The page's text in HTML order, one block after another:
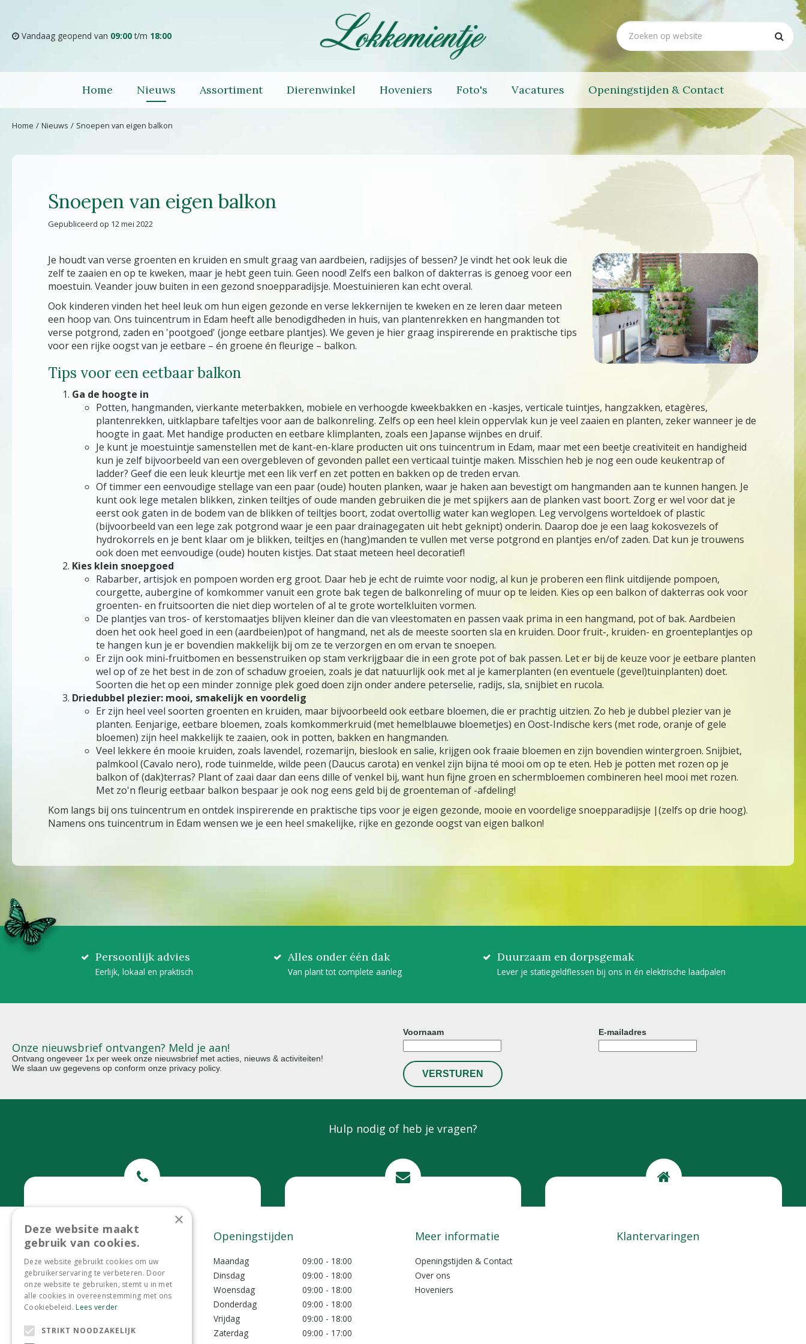
content
Home Nieuws Snoepen van eigen balkon
Vandaag geopend van 09:00t/m 18:00
Home Nieuws Assortiment Dierenwinkel Hoveniers Foto's Vacatures Openingstijden & Contact
Snoepen van eigen balkon
Gepubliceerd op 12 mei 2022
Je houdt van verse groenten en kruiden en smult graag van aardbeien, radijsjes of bessen? Je vindt het ook leuk die
zelf te zaaien en op te kweken, maar je hebt geen tuin. Geen nood! Zelfs een balkon of dakterras is genoeg voor een
moestuin. Veander jouw buiten in een gezond snoepparadijsje. Moestuinieren kan echt overal.
Ook kinderen vinden het heel leuk om hun eigen gezonde en verse lekkernijen te kweken en ze leren daar meteen
een hoop van. Ons tuincentrum in Edam heeft alle benodigdheden in huis, van plantenrekken en hangmanden tot
verse potgrond, zaden en 'pootgoed' (jonge eetbare plantjes). We geven je hier graag inspirerende en praktische tips
voor een rijke oogst van je eetbare – én groene én fleurige – balkon.
Tips voor een eetbaar balkon
Ga de hoogte in
Potten, hangmanden, vierkante meterbakken, mobiele en verhoogde kweekbakken en -kasjes, verticale tuintjes, hangzakken, etagères,
plantenrekken, uitklapbare tafeltjes voor aan de balkonreling. Zelfs op een heel klein oppervlak kun je veel zaaien en planten, zeker wanneer je de
hoogte in gaat. Met handige producten en eetbare klimplanten, zoals een Japanse wijnbes en druif.
Je kunt je moestuintje samenstellen met de kant-en-klare producten uit ons tuincentrum in Edam, maar met een beetje creativiteit en handigheid
kun je zelf bijvoorbeeld van een overgebleven of gevonden pallet een verticaal tuintje maken. Misschien heb je nog een oude keukentrap of
ladder? Geef die een leuk kleurtje met een lik verf en zet potten en bakken op de treden ervan.
Of timmer een eenvoudige stellage van een paar (oude) houten planken, waar je haken aan bevestigt om hangmanden aan te kunnen hangen. Je
kunt ook lege metalen blikken, zinken teiltjes of oude manden gebruiken die je met spijkers aan de planken vast boort. Zorg er wel voor dat je
eerst ook gaten in de bodem van de blikken of teiltjes boort, zodat overtollig water kan weglopen. Leg vervolgens worteldoek of plastic
(bijvoorbeeld van een lege zak potgrond waar je een paar drainagegaten uit hebt geknipt) onderin. Daarop doe je een laag kokosvezels of
hydrokorrels en je bent klaar om je blikken, teiltjes en (hang)manden te vullen met verse potgrond en plantjes en/of zaden. Dat kun je trouwens
ook doen met eenvoudige (oude) houten kistjes. Dat staat meteen heel decoratief!
Kies klein snoepgoed
​​​​​​​Rabarber, artisjok en pompoen worden erg groot. Daar heb je echt de ruimte voor nodig, al kun je proberen een flink uitdijende pompoen,
courgette, aubergine of komkommer vanuit een grote bak tegen de balkonreling of muur op te leiden. Kies op een balkon of dakterras ook voor
groenten- en fruitsoorten die niet diep wortelen of al te grote wortelkluiten vormen.
De plantjes van tros- of kerstomaatjes blijven kleiner dan die van vleestomaten en passen vaak prima in een hangmand, pot of bak. Aardbeien
doen het ook heel goed in een (aardbeien)pot of hangmand, net als de meeste soorten sla en kruiden. Door fruit-, kruiden- en groenteplantjes op
te hangen kun je er bovendien makkelijk bij om ze te verzorgen en om ervan te snoepen.
Er zijn ook mini-fruitbomen en bessenstruiken op stam verkrijgbaar die in een grote pot of bak passen. Let er bij de keuze voor je eetbare planten
wel op of ze het best in de zon of schaduw groeien, zoals je dat natuurlijk ook met al je kamerplanten (en eventuele (gevel)tuinplanten) doet.
Soorten die het op een minder zonnige plek goed doen zijn onder andere peterselie, radijs, sla, snijbiet en rucola.
Driedubbel plezier: mooi, smakelijk en voordelig
Er zijn heel veel soorten groenten en kruiden, maar bijvoorbeeld ook eetbare bloemen, die er prachtig uitzien. Zo heb je dubbel plezier van je
planten. Eenjarige, eetbare bloemen, zoals komkommerkruid (met hemelblauwe bloemetjes) en Oost-Indische kers (met rode, oranje of gele
bloemen) zijn heel makkelijk te zaaien, ook in potten, bakken en hangmanden.
Veel lekkere én mooie kruiden, zoals lavendel, rozemarijn, bieslook en salie, krijgen ook fraaie bloemen en zijn bovendien wintergroen. Snijbiet,
palmkool (Cavalo nero), rode tuinmelde, wilde peen (Daucus carota) en venkel zijn bijna té mooi om op te eten. Heb je potten met rozen op je
balkon of (dak)terras? Plant of zaai daar dan eens dille of venkel bij, want hun fijne groen en schermbloemen combineren heel mooi met rozen.
Met zo'n fleurig eetbaar balkon bespaar je ook nog eens geld bij de groenteman of -afdeling!
Kom langs bij ons tuincentrum en ontdek inspirerende en praktische tips voor je eigen gezonde, mooie en voordelige snoepparadijsje |(zelfs op drie hoog).
Namens ons tuincentrum in Edam wensen we je een heel smakelijke, rijke en gezonde oogst van eigen balkon!
Persoonlijk advies
Eerlijk, lokaal en praktisch
Alles onder één dak
Van plant tot complete aanleg
Duurzaam en dorpsgemak
Lever je statiegeldflessen bij ons in én elektrische laadpalen
Onze nieuwsbrief ontvangen? Meld je aan!
Ontvang ongeveer 1x per week onze nieuwsbrief met acties, nieuws & activiteiten!
We slaan uw gegevens op conform onze privacy policy.
Voornaam E-mailadres
Hulp nodig of heb je vragen?
0299-372465
info@lokkemientje.nl
Locatie
Contact
Tuincentrum Lokkemientje
Lokkemientjesweg 1
1135 VZ Edam
info@lokkemientje.nl
Openingstijden
Maandag
09:00 - 18:00
Dinsdag
09:00 - 18:00
Woensdag
09:00 - 18:00
Donderdag
09:00 - 18:00
Vrijdag
09:00 - 18:00
Zaterdag
09:00 - 17:00
Meer informatie
Openingstijden & Contact
Over ons
Hoveniers
Klantervaringen
×
Deze website maakt
gebruik van cookies.
Deze website gebruikt cookies om uw
gebruikerservaring te verbeteren. Door
onze website te gebruiken, stemt u in met
alle cookies in overeenstemming met ons
Cookiebeleid. Lees verder
STRIKT NOODZAKELIJK